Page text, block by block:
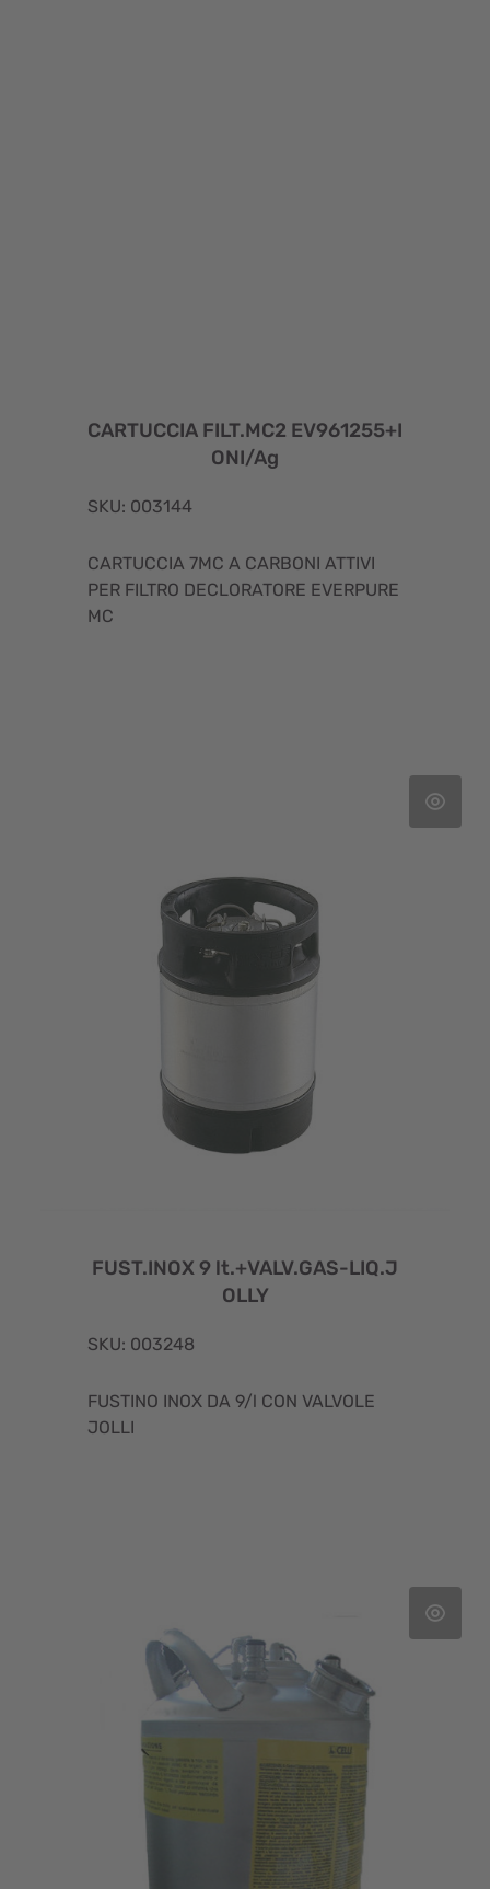
CARTUCCIA FILT.MC2 EV961255+I
ONI/Ag
SKU: 003144
CARTUCCIA 7MC A CARBONI ATTIVI
PER FILTRO DECLORATORE EVERPURE
MC
FUST.INOX 9 lt.+VALV.GAS-LIQ.J
OLLY
SKU: 003248
FUSTINO INOX DA 9/l CON VALVOLE
JOLLI